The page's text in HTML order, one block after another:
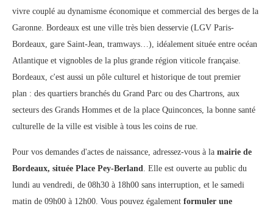
vivre couplé au dynamisme économique et commercial des berges de la
Garonne. Bordeaux est une ville très bien desservie (LGV Paris-
Bordeaux, gare Saint-Jean, tramways…), idéalement située entre océan
Atlantique et vignobles de la plus grande région viticole française.
Bordeaux, c'est aussi un pôle culturel et historique de tout premier
plan : des quartiers branchés du Grand Parc ou des Chartrons, aux
secteurs des Grands Hommes et de la place Quinconces, la bonne santé
culturelle de la ville est visible à tous les coins de rue.
Pour vos demandes d'actes de naissance, adressez-vous à la mairie de
Bordeaux, située Place Pey-Berland
. Elle est ouverte au public du
lundi au vendredi, de 08h30 à 18h00 sans interruption, et le samedi
matin de 09h00 à 12h00. Vous pouvez également formuler une